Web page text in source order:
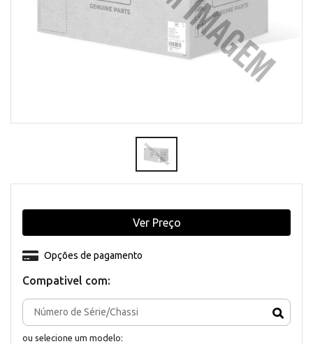
Compativel com:
ou selecione um modelo:
Opções de pagamento
Ver Preço